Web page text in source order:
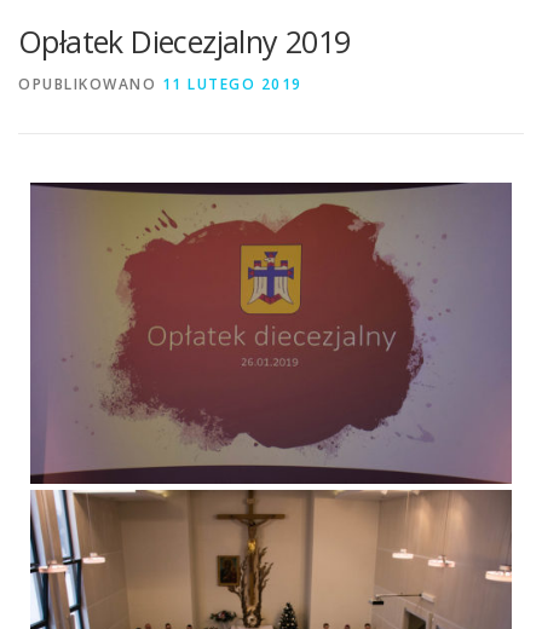
Opłatek Diecezjalny 2019
OPUBLIKOWANO 11 LUTEGO 2019